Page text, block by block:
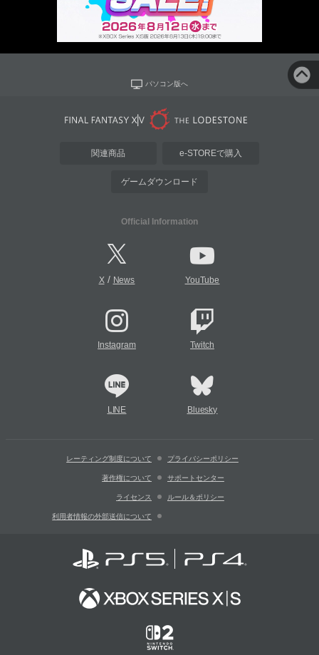
パソコン版へ
関連商品 e-STOREで購入
ゲームダウンロード
Official Information
X/ News YouTube
Instagram Twitch
LINE Bluesky
レーティング制度について プライバシーポリシー
著作権について サポートセンター
ライセンス ルール＆ポリシー
利用者情報の外部送信について